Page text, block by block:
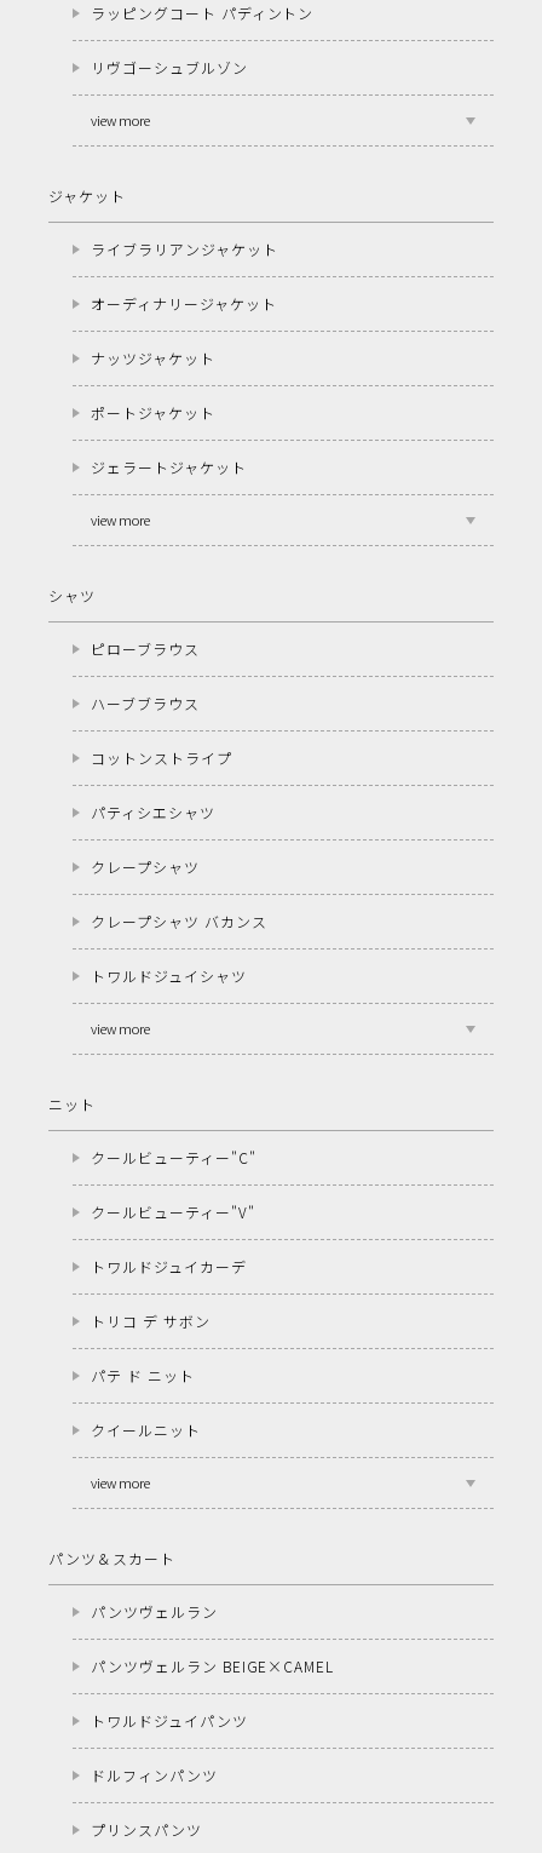
ラッピングコート パディントン
リヴゴーシュブルゾン
view more
ジャケット
ライブラリアンジャケット
オーディナリージャケット
ナッツジャケット
ポートジャケット
ジェラートジャケット
view more
シャツ
ピローブラウス
ハーブブラウス
コットンストライプ
パティシエシャツ
クレープシャツ
クレープシャツ バカンス
トワルドジュイシャツ
view more
ニット
クールビューティー"C"
クールビューティー"V"
トワルドジュイカーデ
トリコ デ サボン
パテ ド ニット
クイールニット
view more
パンツ＆スカート
パンツヴェルラン
パンツヴェルラン BEIGE×CAMEL
トワルドジュイパンツ
ドルフィンパンツ
プリンスパンツ